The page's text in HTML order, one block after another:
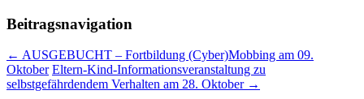
Beitragsnavigation
← AUSGEBUCHT – Fortbildung (Cyber)Mobbing am 09.
Oktober Eltern-Kind-Informationsveranstaltung zu
selbstgefährdendem Verhalten am 28. Oktober →